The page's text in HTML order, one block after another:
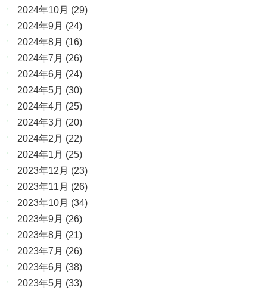
2024年10月 (29)
2024年9月 (24)
2024年8月 (16)
2024年7月 (26)
2024年6月 (24)
2024年5月 (30)
2024年4月 (25)
2024年3月 (20)
2024年2月 (22)
2024年1月 (25)
2023年12月 (23)
2023年11月 (26)
2023年10月 (34)
2023年9月 (26)
2023年8月 (21)
2023年7月 (26)
2023年6月 (38)
2023年5月 (33)